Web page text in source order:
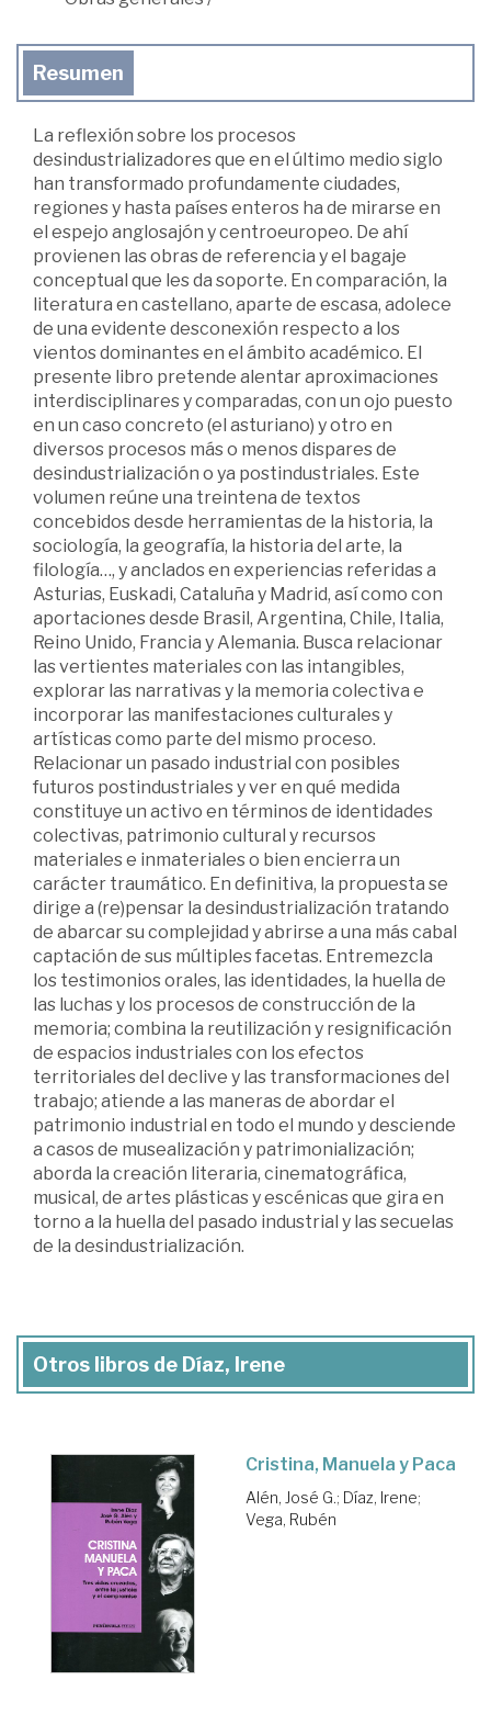
Resumen
La reflexión sobre los procesos
desindustrializadores que en el último medio siglo
han transformado profundamente ciudades,
regiones y hasta países enteros ha de mirarse en
el espejo anglosajón y centroeuropeo. De ahí
provienen las obras de referencia y el bagaje
conceptual que les da soporte. En comparación, la
literatura en castellano, aparte de escasa, adolece
de una evidente desconexión respecto a los
vientos dominantes en el ámbito académico. El
presente libro pretende alentar aproximaciones
interdisciplinares y comparadas, con un ojo puesto
en un caso concreto (el asturiano) y otro en
diversos procesos más o menos dispares de
desindustrialización o ya postindustriales. Este
volumen reúne una treintena de textos
concebidos desde herramientas de la historia, la
sociología, la geografía, la historia del arte, la
filología…, y anclados en experiencias referidas a
Asturias, Euskadi, Cataluña y Madrid, así como con
aportaciones desde Brasil, Argentina, Chile, Italia,
Reino Unido, Francia y Alemania. Busca relacionar
las vertientes materiales con las intangibles,
explorar las narrativas y la memoria colectiva e
incorporar las manifestaciones culturales y
artísticas como parte del mismo proceso.
Relacionar un pasado industrial con posibles
futuros postindustriales y ver en qué medida
constituye un activo en términos de identidades
colectivas, patrimonio cultural y recursos
materiales e inmateriales o bien encierra un
carácter traumático. En definitiva, la propuesta se
dirige a (re)pensar la desindustrialización tratando
de abarcar su complejidad y abrirse a una más cabal
captación de sus múltiples facetas. Entremezcla
los testimonios orales, las identidades, la huella de
las luchas y los procesos de construcción de la
memoria; combina la reutilización y resignificación
de espacios industriales con los efectos
territoriales del declive y las transformaciones del
trabajo; atiende a las maneras de abordar el
patrimonio industrial en todo el mundo y desciende
a casos de musealización y patrimonialización;
aborda la creación literaria, cinematográfica,
musical, de artes plásticas y escénicas que gira en
torno a la huella del pasado industrial y las secuelas
de la desindustrialización.
Otros libros de Díaz, Irene
Cristina, Manuela y Paca
Alén, José G.; Díaz, Irene;
Vega, Rubén